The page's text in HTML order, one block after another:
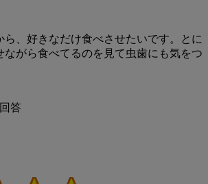
ら、好きなだけ食べさせたいです。とに
ながら食べてるのを見て虫歯にも気をつ
答